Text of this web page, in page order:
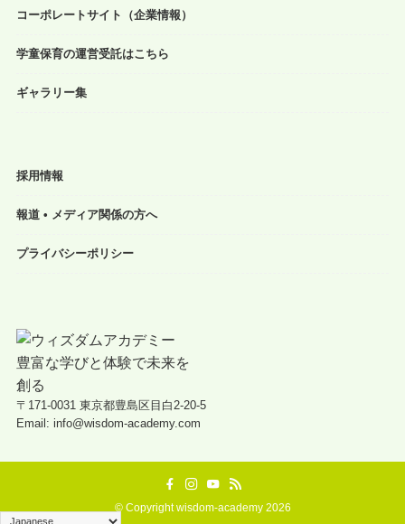
コーポレートサイト（企業情報）
学童保育の運営受託はこちら
ギャラリー集
採用情報
報道 • メディア関係の方へ
プライバシーポリシー
〒171-0031 東京都豊島区目白2-20-5
Email: info@wisdom-academy.com
©Copyright wisdom-academy 2026